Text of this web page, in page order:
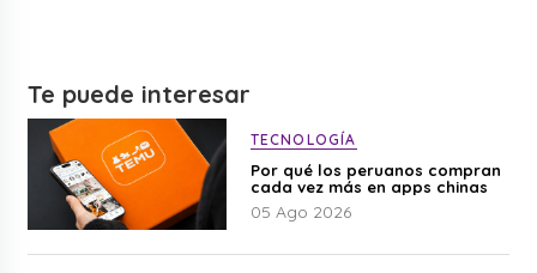
Te puede interesar
TECNOLOGÍA
Por qué los peruanos compran
cada vez más en apps chinas
05 Ago 2026